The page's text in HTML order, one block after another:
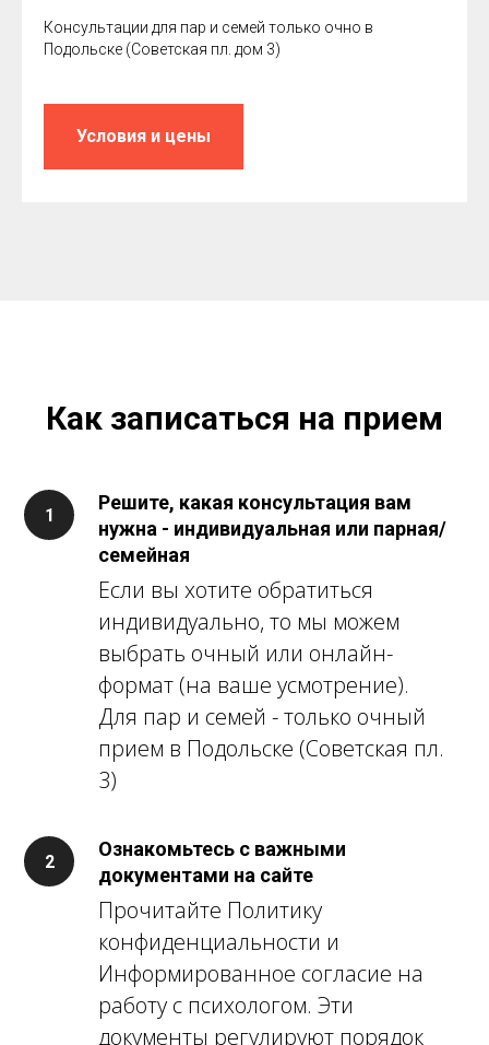
Консультации для пар и семей только очно в
Подольске (Советская пл. дом 3)
Условия и цены
Как записаться на прием
Решите, какая консультация вам
нужна - индивидуальная или парная/
семейная
Если вы хотите обратиться
индивидуально, то мы можем
выбрать очный или онлайн-
формат (на ваше усмотрение).
Для пар и семей - только очный
прием в Подольске (Советская пл.
3)
Ознакомьтесь с важными
документами на сайте
Прочитайте Политику
конфиденциальности и
Информированное согласие на
работу с психологом. Эти
документы регулируют порядок